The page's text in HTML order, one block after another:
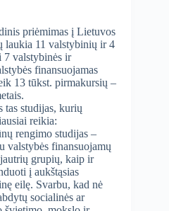
priėmimas į Lietuvos
laukia 11 valstybinių ir 4
7 valstybinės ir
finansuojamas
13 tūkst. pirmakursių –
tas studijas, kurių
reikia:
rengimo studijas –
valstybės finansuojamų
grupių, kaip ir
į aukštąsias
eilę. Svarbu, kad nė
socialinės ar